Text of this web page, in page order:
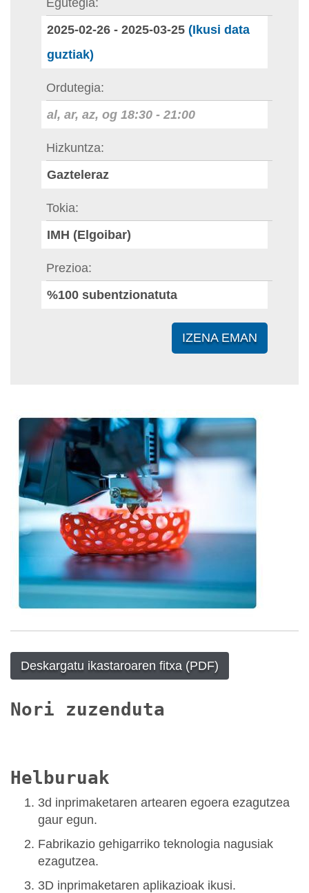
Egutegia
2025-02-26 - 2025-03-25 (Ikusi data
guztiak)
Ordutegia
al, ar, az, og 18:30 - 21:00
Hizkuntza
Gazteleraz
Tokia
IMH (Elgoibar)
Prezioa
%100 subentzionatuta
IZENA EMAN
Deskargatu ikastaroaren fitxa (PDF)
Nori zuzenduta
Helburuak
3d inprimaketaren artearen egoera ezagutzea
gaur egun.
Fabrikazio gehigarriko teknologia nagusiak
ezagutzea.
3D inprimaketaren aplikazioak ikusi.